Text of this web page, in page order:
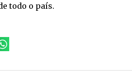
todo o país.